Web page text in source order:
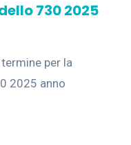
730 2025
per la
2025 anno